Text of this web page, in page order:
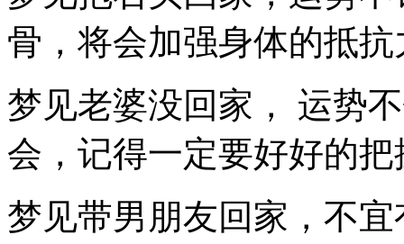
骨，将会加强身体的抵抗
梦见老婆没回家， 运势
会，记得一定要好好的把
梦见带男朋友回家，不